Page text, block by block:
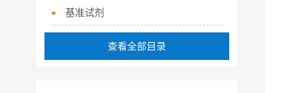
基准试剂
查看全部目录